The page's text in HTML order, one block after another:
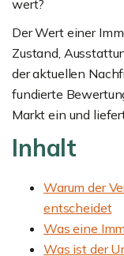
wert?
Der Wert einer
Zustand,
der aktuellen
fundierte
Markt ein und
Inhalt
Warum der
entscheidet
Was eine
Was ist der